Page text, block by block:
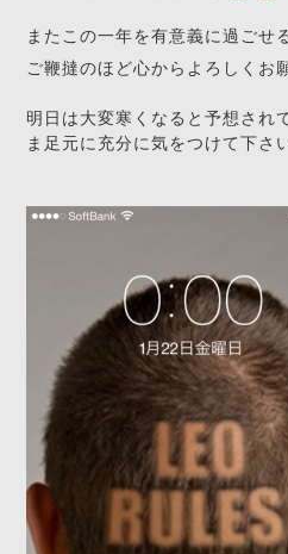
またこの一年を有意義に過ごせ
ご鞭撻のほど心からよろしくお
明日は大変寒くなると予想され
ま足元に充分に気をつけて下さ